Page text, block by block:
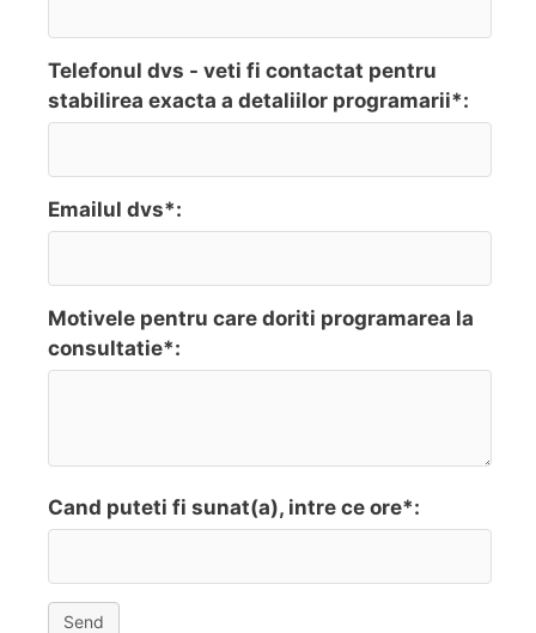
Telefonul dvs - veti fi contactat pentru
stabilirea exacta a detaliilor programarii*:
Emailul dvs*:
Motivele pentru care doriti programarea la
consultatie*:
Cand puteti fi sunat(a), intre ce ore*:
Send